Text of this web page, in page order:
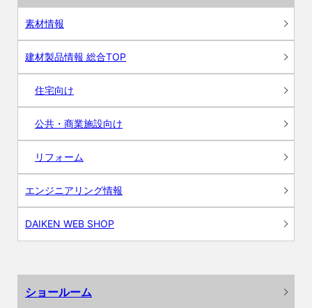
素材情報
建材製品情報 総合TOP
住宅向け
公共・商業施設向け
リフォーム
エンジニアリング情報
DAIKEN WEB SHOP
ショールーム